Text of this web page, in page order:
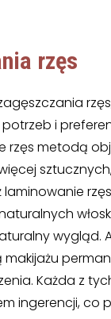
rzęs
i
rzęs metodą
laminowanie
wygląd.
Każda z
ingerencji, co